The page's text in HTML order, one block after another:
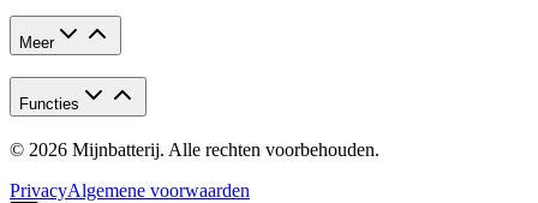
Meer
Functies
© 2026 Mijnbatterij. Alle rechten voorbehouden.
PrivacyAlgemene voorwaarden